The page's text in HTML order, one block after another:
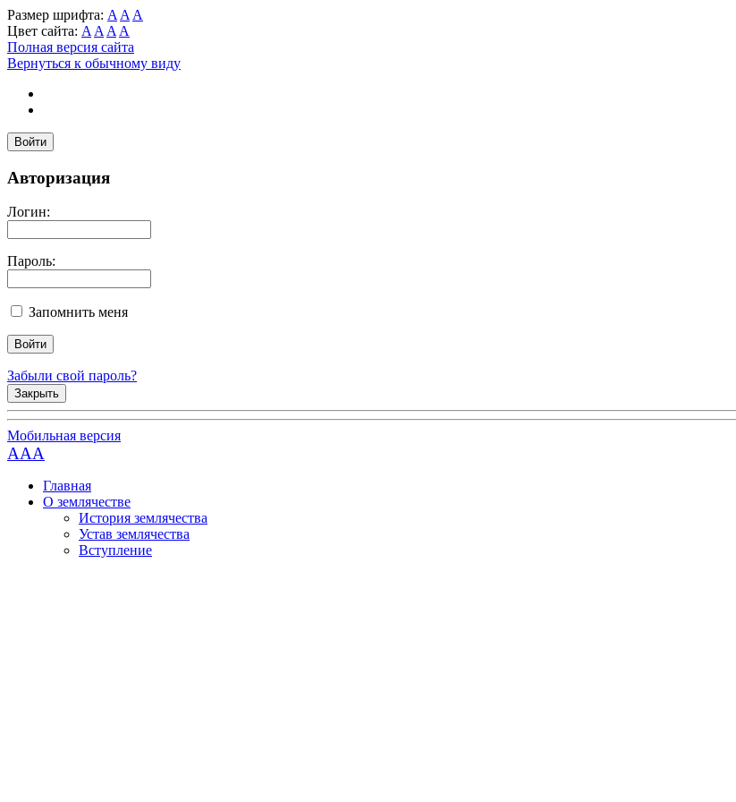
Размер шрифта: A A A
Цвет сайта: A A A A
Полная версия сайта
Вернуться к обычному виду
Войти
Авторизация
Логин:
Пароль:
Запомнить меня
Забыли свой пароль?
Закрыть
Мобильная версия
AAA
Главная
О землячестве
История землячества
Устав землячества
Вступление